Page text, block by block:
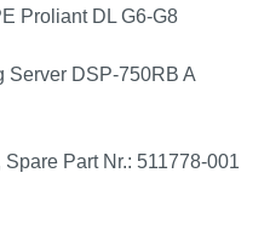
Proliant DL G6-G8
Server DSP-750RB A
Part Nr.: 511778-001